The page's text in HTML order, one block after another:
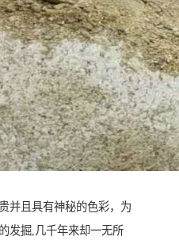
并且具有神秘的色彩，为
发掘,几千年来却一无所